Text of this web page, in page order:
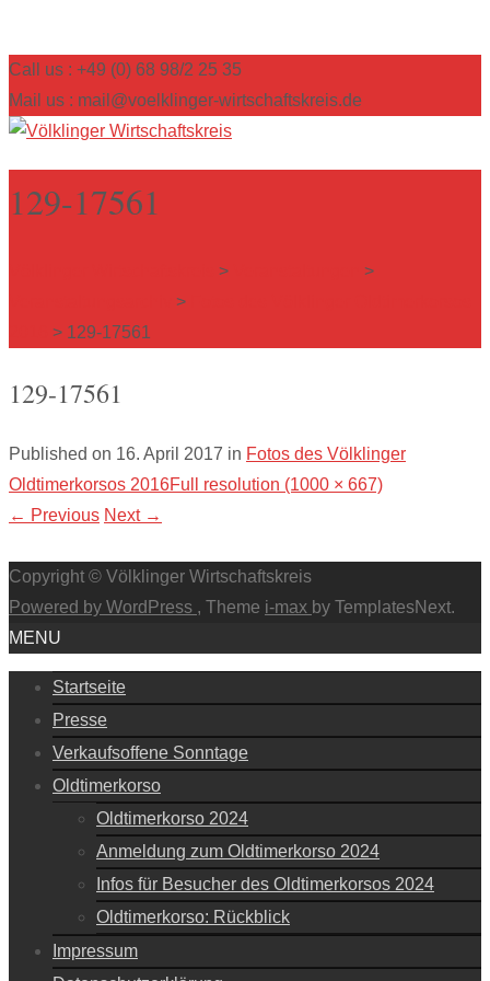
Call us : +49 (0) 68 98/2 25 35
Mail us : mail@voelklinger-wirtschaftskreis.de
129-17561
>
>
>
> 129-17561
129-17561
Published on 16. April 2017 in Fotos des Völklinger
Oldtimerkorsos 2016Full resolution (1000 × 667)
← Previous Next →
Copyright © Völklinger Wirtschaftskreis
Powered by WordPress , Theme i-max by TemplatesNext.
MENU
Startseite
Presse
Verkaufsoffene Sonntage
Oldtimerkorso
Oldtimerkorso 2024
Anmeldung zum Oldtimerkorso 2024
Infos für Besucher des Oldtimerkorsos 2024
Oldtimerkorso: Rückblick
Impressum